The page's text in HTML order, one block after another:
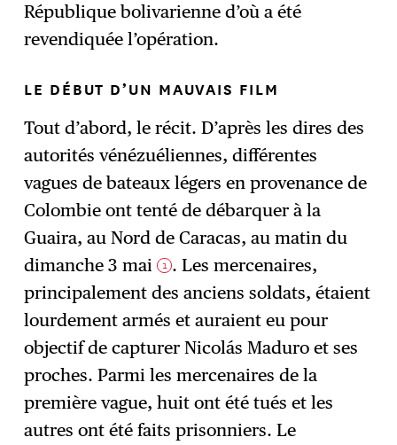
République bolivarienne d’où a été
revendiquée l’opération.
LE DÉBUT D’UN MAUVAIS FILM
Tout d’abord, le récit. D’après les dires des
autorités vénézuéliennes, différentes
vagues de bateaux légers en provenance de
Colombie ont tenté de débarquer à la
Guaira, au Nord de Caracas, au matin du
dimanche 3 mai 1 . Les mercenaires,
principalement des anciens soldats, étaient
lourdement armés et auraient eu pour
objectif de capturer Nicolás Maduro et ses
proches. Parmi les mercenaires de la
première vague, huit ont été tués et les
autres ont été faits prisonniers. Le